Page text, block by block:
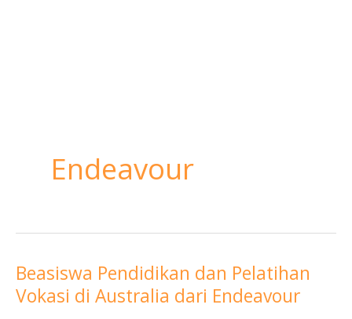
Endeavour
Beasiswa Pendidikan dan Pelatihan
Vokasi di Australia dari Endeavour
Beasiswa
Pendidikan